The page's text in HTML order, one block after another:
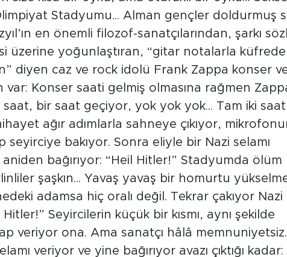
Stadyumu... Alman gençler doldurmuş
en önemli filozof-sanatçılarından, şarkı
üzerine yoğunlaştıran, “gitar notalarla
diyen caz ve rock idolü Frank Zappa konser
var: Konser saati gelmiş olmasına rağmen
saat, bir saat geçiyor, yok yok yok... Tam iki
ağır adımlarla sahneye çıkıyor,
bakıyor. Sonra eliyle bir Nazi selamı
aniden bağırıyor: “Heil Hitler!” Stadyumda ölüm
şaşkın... Yavaş yavaş bir homurtu
adamsa hiç oralı değil. Tekrar çakıyor Nazi
Hitler!” Seyircilerin küçük bir kısmı, aynı şekilde
veriyor ona. Ama sanatçı hâlâ
veriyor ve yine bağırıyor avazı çıktığı kadar: